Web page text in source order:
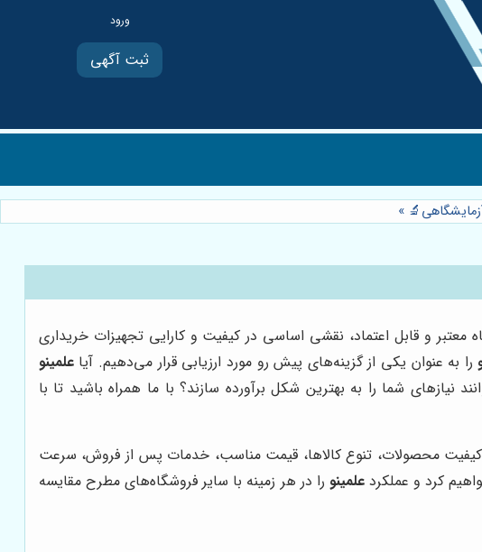
ثبت آگهی
»
و قابل اعتماد، نقشی اساسی در کیفیت و کارایی تجهیزات خریداری
را به عنوان یکی از گزینه‌های پیش رو مورد ارزیابی قرار می‌دهیم. آیاعلمینو
شما را به بهترین شکل برآورده سازند؟ با ما همراه باشید تا با
کیفیت محصولات، تنوع کالاها، قیمت مناسب، خدمات پس از فروش، سرعت
کرد و عملکردعلمینو را در هر زمینه با سایر فروشگاه‌های مطرح مقایسه